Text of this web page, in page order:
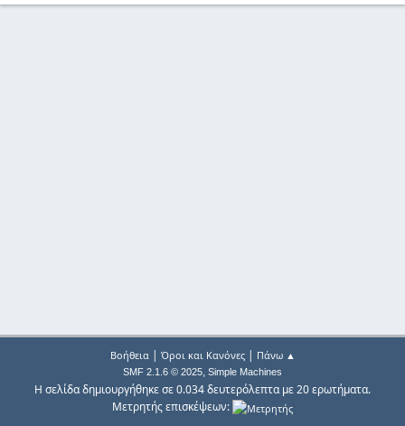
Βοήθεια| Όροι και Κανόνες| Πάνω ▲
SMF 2.1.6 © 2025, Simple Machines
Η σελίδα δημιουργήθηκε σε 0.034 δευτερόλεπτα με 20 ερωτήματα.
Μετρητής επισκέψεων: